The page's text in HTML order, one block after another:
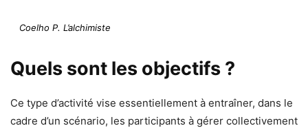
Coelho P. L’alchimiste
Quels sont les objectifs ?
Ce type d’activité vise essentiellement à entraîner, dans le
cadre d’un scénario, les participants à gérer collectivement